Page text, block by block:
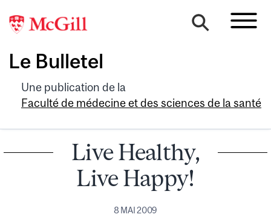
Le Bulletel
Une publication de la
Faculté de médecine et des sciences de la santé
Live Healthy,
Live Happy!
8 MAI 2009